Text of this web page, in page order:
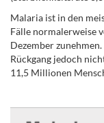
Malaria ist in den
Fälle normalerweise
Dezember
Rückgang jedoch
11,5 Millionen